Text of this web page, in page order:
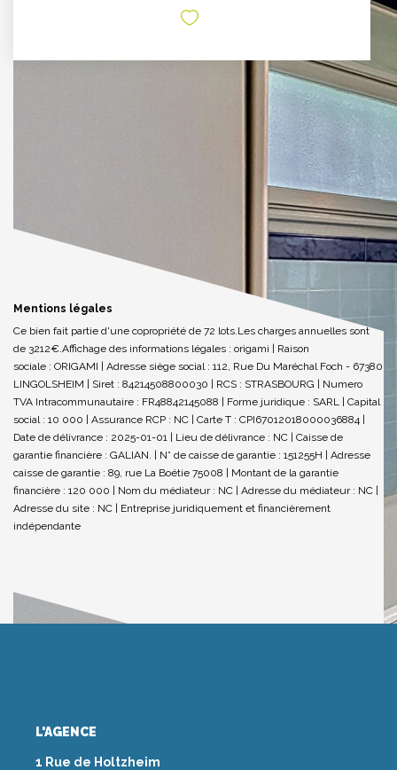
Mentions légales
Ce bien fait partie d'une copropriété de 72 lots.Les charges annuelles sont
de 3212€.Affichage des informations légales : origami | Raison
sociale : ORIGAMI | Adresse siège social : 112, Rue Du Maréchal Foch - 67380
LINGOLSHEIM | Siret : 84214508800030 | RCS : STRASBOURG | Numero
TVA Intracommunautaire : FR48842145088 | Forme juridique : SARL | Capital
social : 10 000 | Assurance RCP : NC | Carte T : CPI67012018000036884 |
Date de délivrance : 2025-01-01 | Lieu de délivrance : NC | Caisse de
garantie financière : GALIAN. | N° de caisse de garantie : 151255H | Adresse
caisse de garantie : 89, rue La Boétie 75008 | Montant de la garantie
financière : 120 000 | Nom du médiateur : NC | Adresse du médiateur : NC |
Adresse du site : NC | Entreprise juridiquement et financièrement
indépendante
L'AGENCE
1 Rue de Holtzheim